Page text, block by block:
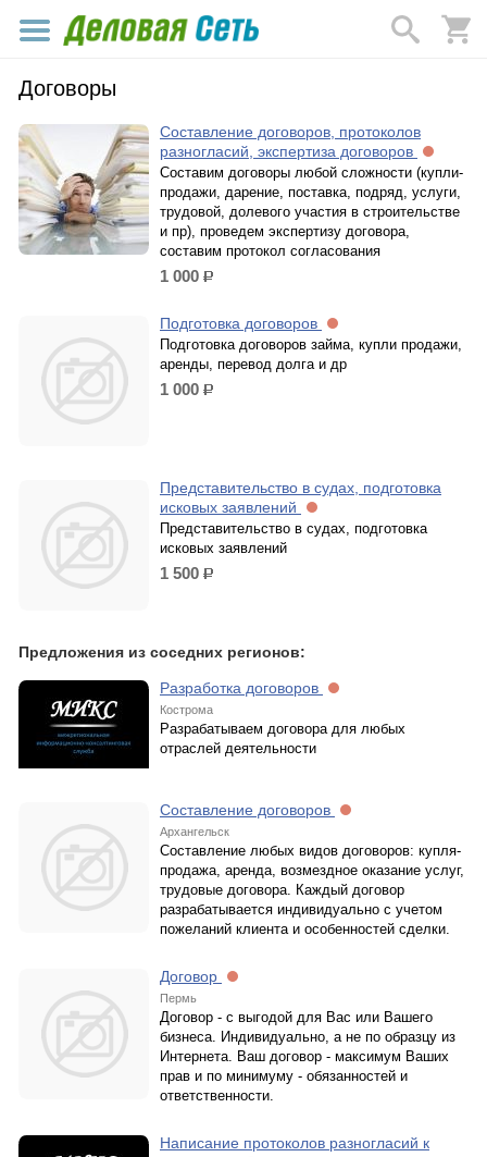
Договоры
Составление договоров, протоколов
разногласий, экспертиза договоров
Составим договоры любой сложности (купли-
продажи, дарение, поставка, подряд, услуги,
трудовой, долевого участия в строительстве
и пр), проведем экспертизу договора,
составим протокол согласования
1 000 р.
Подготовка договоров
Подготовка договоров займа, купли продажи,
аренды, перевод долга и др
1 000 р.
Представительство в судах, подготовка
исковых заявлений
Представительство в судах, подготовка
исковых заявлений
1 500 р.
Предложения из соседних регионов:
Разработка договоров
Кострома
Разрабатываем договора для любых
отраслей деятельности
Составление договоров
Архангельск
Составление любых видов договоров: купля-
продажа, аренда, возмездное оказание услуг,
трудовые договора. Каждый договор
разрабатывается индивидуально с учетом
пожеланий клиента и особенностей сделки.
Договор
Пермь
Договор - с выгодой для Вас или Вашего
бизнеса. Индивидуально, а не по образцу из
Интернета. Ваш договор - максимум Ваших
прав и по минимуму - обязанностей и
ответственности.
Написание протоколов разногласий к